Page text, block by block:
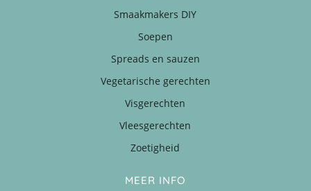
Smaakmakers DIY
Soepen
Spreads en sauzen
Vegetarische gerechten
Visgerechten
Vleesgerechten
Zoetigheid
MEER INFO